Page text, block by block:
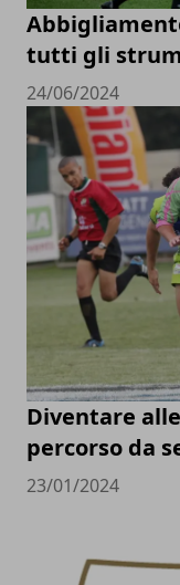
tutti gli
24/06/2024
Diventare
percorso da
23/01/2024